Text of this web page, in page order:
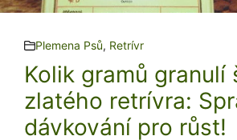
Plemena Psů, Retrívr
Kolik gramů granulí
zlatého retrívra:
dávkování pro růst!